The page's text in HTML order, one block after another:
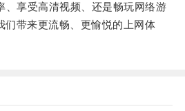
享受高清视频、还是畅玩网络游
们带来更流畅、更愉悦的上网体